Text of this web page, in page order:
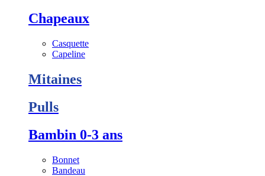
Chapeaux
Casquette
Capeline
Mitaines
Pulls
Bambin 0-3 ans
Bonnet
Bandeau